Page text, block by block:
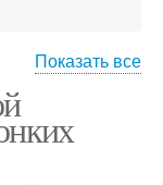
Показать все